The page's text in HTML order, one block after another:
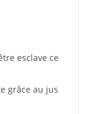
esclave ce
grâce au jus